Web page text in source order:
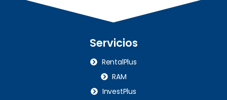
Servicios
RentalPlus
RAM
InvestPlus